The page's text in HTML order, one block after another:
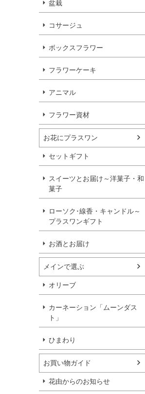
盆栽
コサージュ
ボックスフラワー
フラワーケーキ
アニマル
フラワー資材
お花にプラスワン
セットギフト
スイーツとお届け～洋菓子・和
菓子
ローソク･線香・キャンドル～
プラスワンギフト
お酒とお届け
メインで選ぶ
オリーブ
カーネーション「ムーンダス
ト」
ひまわり
お買い物ガイド
花由からのお知らせ